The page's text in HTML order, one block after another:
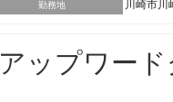
勤務地 川崎市川
アップワー